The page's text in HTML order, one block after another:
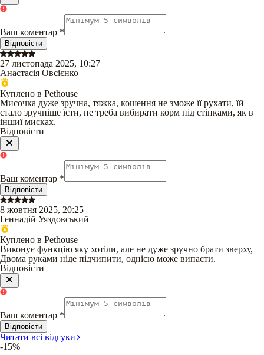
Ваш коментар *
Відповісти
27 листопада 2025, 10:27
Анастасія Овсієнко
Куплено в Pethouse
Мисочка дуже зручна, тяжка, кошення не зможе її рухати, їй
стало зручніше їсти, не треба вибирати корм під стінками, як в
іншиї мисках.
Відповісти
Ваш коментар *
Відповісти
8 жовтня 2025, 20:25
Геннадій Уяздовський
Куплено в Pethouse
Виконує функцію яку хотіли, але не дуже зручно брати зверху,
Двома руками ніде підчипити, однією може випасти.
Відповісти
Ваш коментар *
Відповісти
Читати всі відгуки
-15%